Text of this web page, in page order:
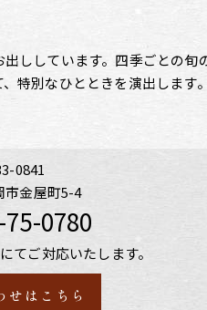
ししています。四季ごとの
特別なひとときを演出します。
0841
市金屋町5-4
0780
てご対応いたします。
せはこちら